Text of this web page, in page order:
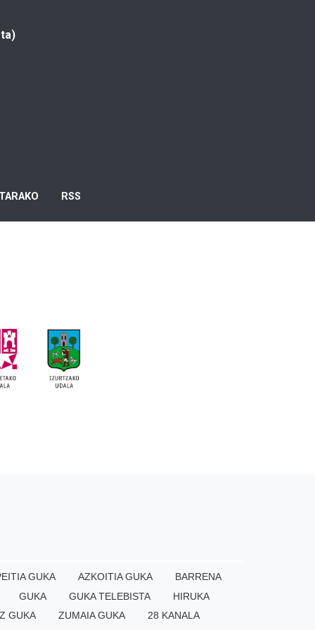
RSS
GUKA AZKOITIA GUKA
BARRENA
GUKA
GUKA TELEBISTA
HIRUKA
GUKA
ZUMAIA GUKA 28 KANALA